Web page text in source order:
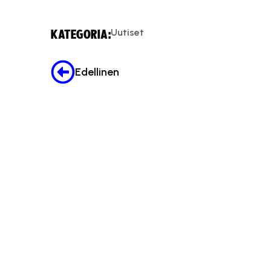
KATEGORIA:Uutiset
Edellinen